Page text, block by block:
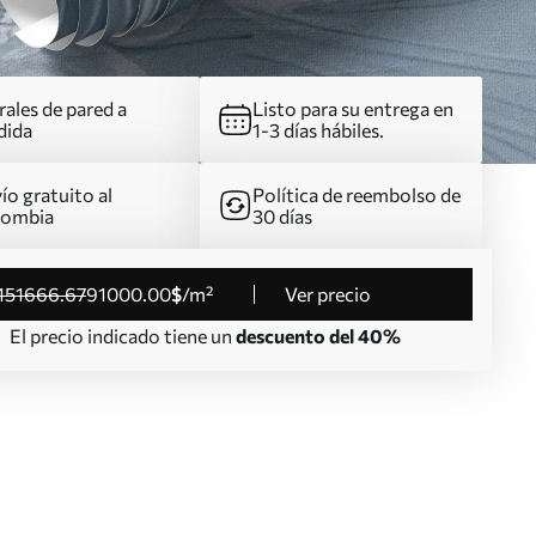
de pared a
Listo para su entrega en
1-3 días hábiles.
gratuito al
Política de reembolso de
30 días
.6791000.00$/m²
Ver precio
El precio indicado tiene un descuento del 40%